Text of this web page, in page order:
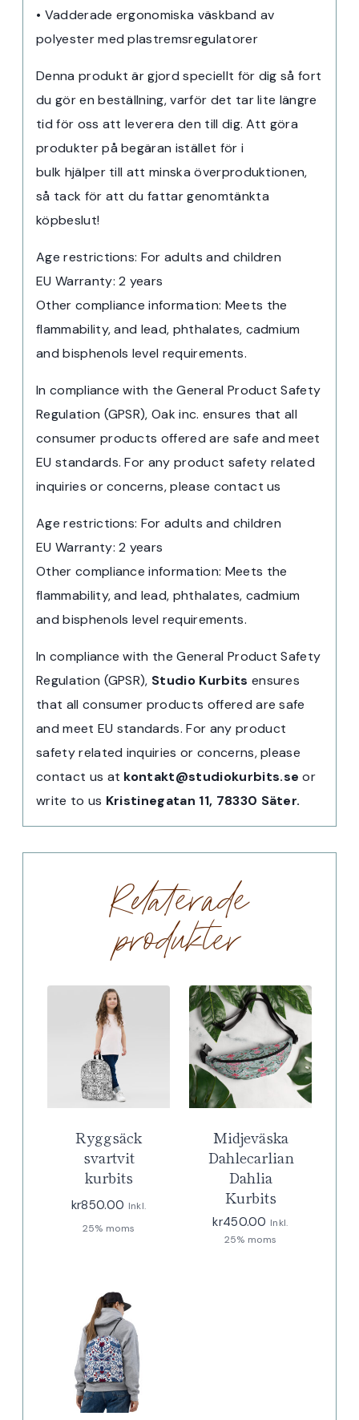
• Vadderade ergonomiska väskband av
polyester med plastremsregulatorer
Denna produkt är gjord speciellt för dig så fort
du gör en beställning, varför det tar lite längre
tid för oss att leverera den till dig. Att göra
produkter på begäran istället för i
bulk hjälper till att minska överproduktionen,
så tack för att du fattar genomtänkta
köpbeslut!
Age restrictions: For adults and children
EU Warranty: 2 years
Other compliance information: Meets the
flammability, and lead, phthalates, cadmium
and bisphenols level requirements.
In compliance with the General Product Safety
Regulation (GPSR), Oak inc. ensures that all
consumer products offered are safe and meet
EU standards. For any product safety related
inquiries or concerns, please contact us
Age restrictions: For adults and children
EU Warranty: 2 years
Other compliance information: Meets the
flammability, and lead, phthalates, cadmium
and bisphenols level requirements.
In compliance with the General Product Safety
Regulation (GPSR), Studio Kurbits ensures
that all consumer products offered are safe
and meet EU standards. For any product
safety related inquiries or concerns, please
contact us at kontakt@studiokurbits.se or
write to us Kristinegatan 11, 78330 Säter.
Relaterade
produkter
Ryggsäck
svartvit
kurbits
kr850.00 Inkl.
25% moms
Midjeväska
Dahlecarlian
Dahlia
Kurbits
kr450.00 Inkl.
25% moms